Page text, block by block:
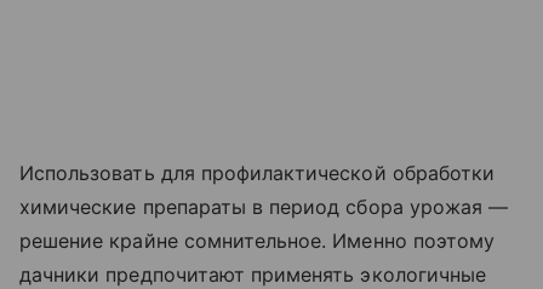
Использовать для профилактической обработки
химические препараты в период сбора урожая —
решение крайне сомнительное. Именно поэтому
дачники предпочитают применять экологичные